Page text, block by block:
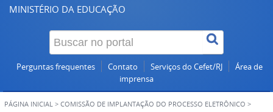
MINISTÉRIO DA EDUCAÇÃO
Perguntas frequentes Contato Serviços do Cefet/RJ
Área de
imprensa
PÁGINA INICIAL > COMISSÃO DE IMPLANTAÇÃO DO PROCESSO ELETRÔNICO >